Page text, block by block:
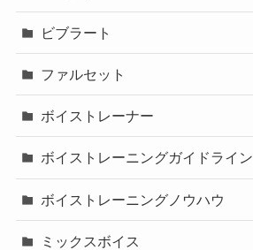
ビブラート
ファルセット
ボイストレーナー
ボイストレーニングガイドライン
ボイストレーニングノウハウ
ミックスボイス